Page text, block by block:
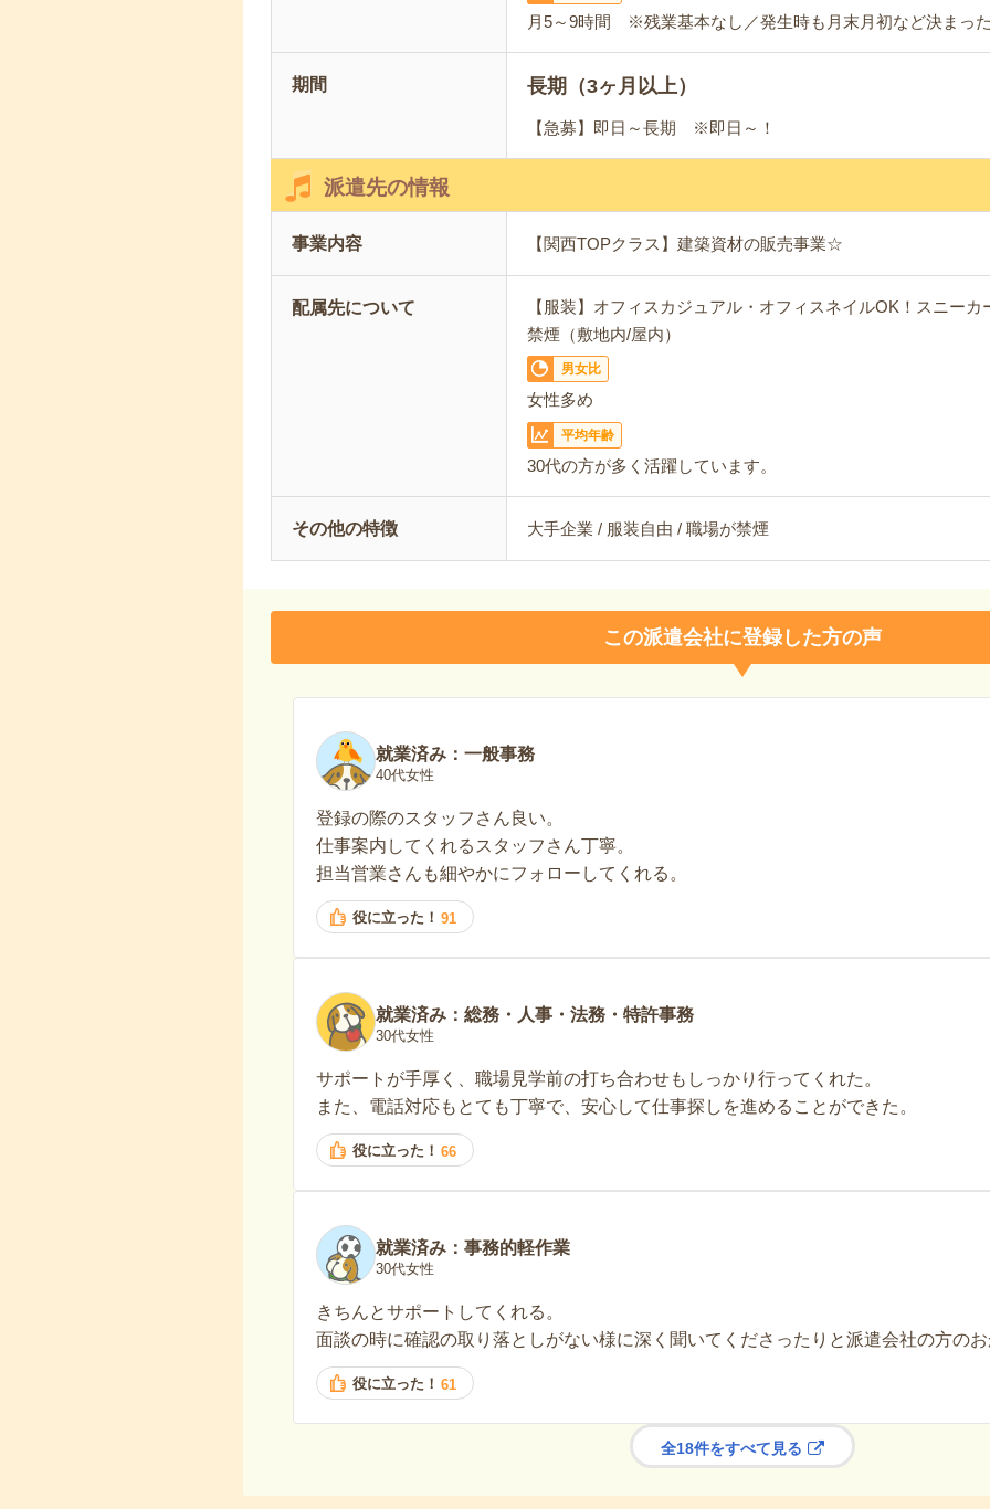
月5～9時間 ※残業基本なし／発生時も月末月初など決まっ
期間 長期（3ヶ月以上）
【急募】即日～長期 ※即日～！
派遣先の情報
事業内容 【関西TOPクラス】建築資材の販売事業☆
配属先について
【服装】オフィスカジュアル・オフィスネイルOK！スニーカ
禁煙（敷地内/屋内）
男女比
女性多め
平均年齢
30代の方が多く活躍しています。
その他の特徴 大手企業 / 服装自由 / 職場が禁煙
この派遣会社に登録した方の声
就業済み：一般事務
40代女性
登録の際のスタッフさん良い。
仕事案内してくれるスタッフさん丁寧。
担当営業さんも細やかにフォローしてくれる。
役に立った！ 91
就業済み：総務・人事・法務・特許事務
30代女性
サポートが手厚く、職場見学前の打ち合わせもしっかり行ってくれた。
また、電話対応もとても丁寧で、安心して仕事探しを進めることができた。
役に立った！ 66
就業済み：事務的軽作業
30代女性
きちんとサポートしてくれる。
面談の時に確認の取り落としがない様に深く聞いてくださったりと派遣会社の方のお
役に立った！ 61
全18件をすべて見る